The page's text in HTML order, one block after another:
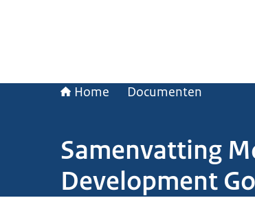
Home Documenten
Samenvatting
Development